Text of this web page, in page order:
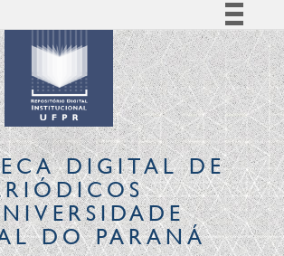
Simplifique!
Comunica BR
Participe
Acesso à informação
Legislação
Canais
DIGITALDE
DO PARANÁ